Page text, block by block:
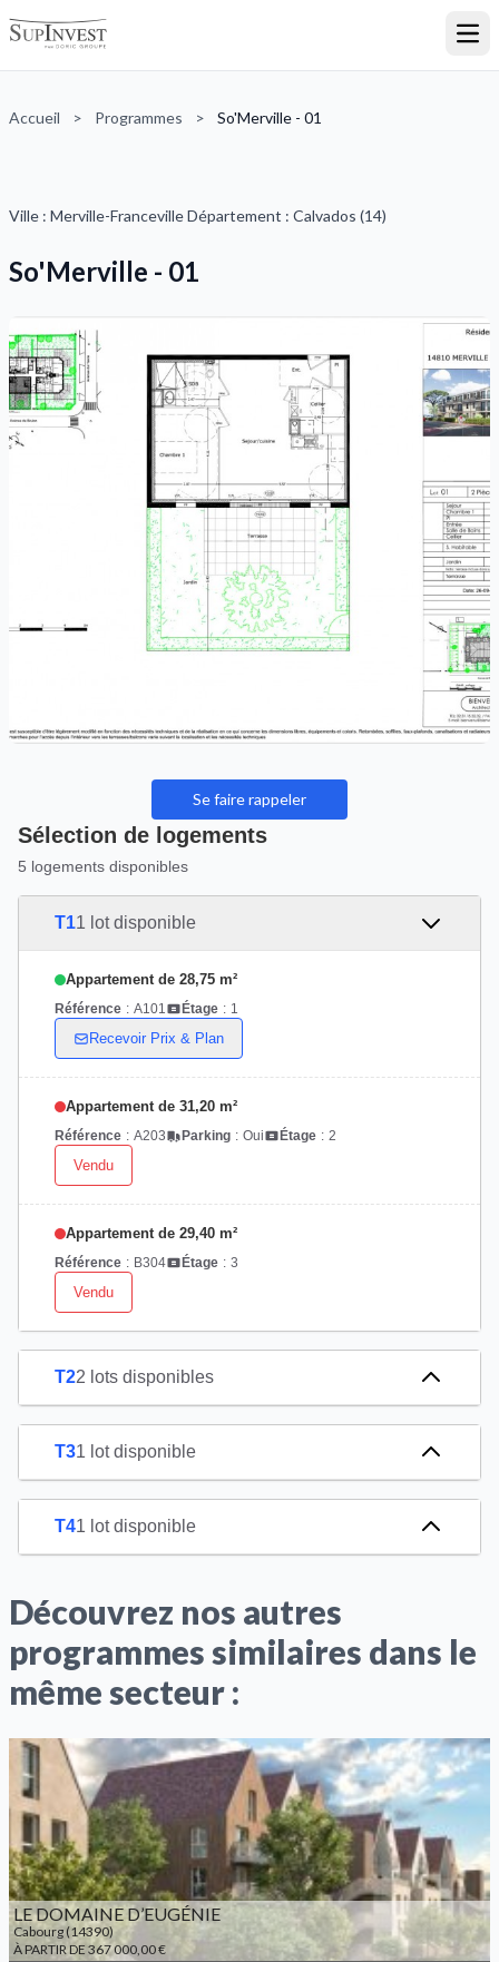
Accueil > Programmes > So'Merville - 01
Ville : Merville-Franceville Département : Calvados (14)
So'Merville - 01
Se faire rappeler
Sélection de logements
5 logements disponibles
T11 lot disponible
Appartement de 28,75 m²
Référence : A101 Étage : 1
Recevoir Prix & Plan
Appartement de 31,20 m²
Référence : A203 Parking : Oui Étage : 2
Vendu
Appartement de 29,40 m²
Référence : B304 Étage : 3
Vendu
T22 lots disponibles
T31 lot disponible
T41 lot disponible
Découvrez nos autres
programmes similaires dans le
même secteur :
LE DOMAINE D’EUGÉNIE
Cabourg (14390)
À PARTIR DE 367 000,00 €